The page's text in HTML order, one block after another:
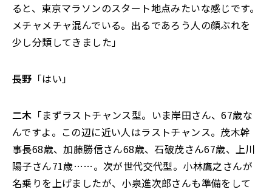
ると、東京マラソンのスタート地点みたいな感じです。
メチャメチャ混んでいる。出るであろう人の顔ぶれを
少し分類してきました」
長野 「はい」
二木 「まずラストチャンス型。いま岸田さん、67歳な
んですよ。この辺に近い人はラストチャンス。茂木幹
事長68歳、加藤勝信さん68歳、石破茂さん67歳、上川
陽子さん71歳……。次が世代交代型。小林鷹之さんが
名乗りを上げましたが、小泉進次郎さんも準備をして